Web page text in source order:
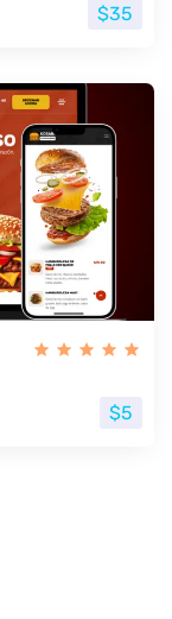
$35
$5